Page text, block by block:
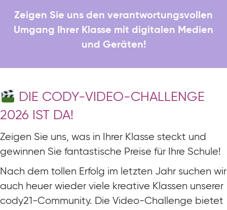
Zeigen Sie uns den verantwortungsvollen
Umgang Ihrer Klasse mit digitalen Medien
und Geräten!
DIE CODY-VIDEO-CHALLENGE
2026 IST DA!
Zeigen Sie uns, was in Ihrer Klasse steckt und
gewinnen Sie fantastische Preise für Ihre Schule!
Nach dem tollen Erfolg im letzten Jahr suchen wir
auch heuer wieder viele kreative Klassen unserer
cody21-Community. Die Video-Challenge bietet